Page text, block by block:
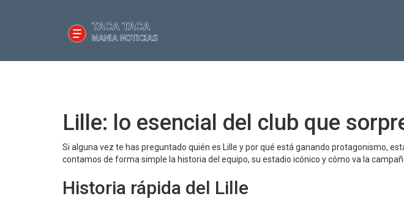
Lille: lo esencial del club que
Si alguna vez te has preguntado quién es Lille y por qué está ganando protagonismo,
contamos de forma simple la historia del equipo, su estadio icónico y cómo va la
Historia rápida del Lille